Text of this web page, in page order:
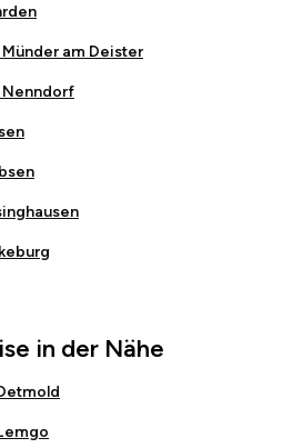
Münder am Deister
Nenndorf
in der Nähe